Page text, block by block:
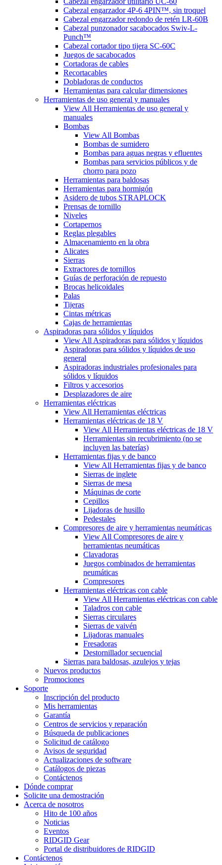
Cabezal engarzador 4P-6 4PIN™, sin troquel
Cabezal engarzador redondo de retén LR-60B
Cabezal punzonador sacabocados Swiv-L-
Punch™
Cabezal cortador tipo tijera SC-60C
Juegos de sacabocados
Cortadoras de cables
Recortacables
Dobladoras de conductos
Herramientas para calcular dimensiones
Herramientas de uso general y manuales
View All Herramientas de uso general y
manuales
Bombas
View All Bombas
Bombas de sumidero
Bombas para aguas negras y efluentes
Bombas para servicios públicos y de
chorro para pozo
Herramientas para baldosas
Herramientas para hormigón
Asidero de tubos STRAPLOCK
Prensas de tornillo
Niveles
Cortapernos
Reglas plegables
Almacenamiento en la obra
Alicates
Sierras
Extractores de tornillos
Guías de perforación de repuesto
Brocas helicoidales
Palas
Tijeras
Cintas métricas
Cajas de herramientas
Aspiradoras para sólidos y líquidos
View All Aspiradoras para sólidos y líquidos
Aspiradoras para sólidos y líquidos de uso
general
Aspiradoras industriales profesionales para
sólidos y líquidos
Filtros y accesorios
Desplazadores de aire
Herramientas eléctricas
View All Herramientas eléctricas
Herramientas eléctricas de 18 V
View All Herramientas eléctricas de 18 V
Herramientas sin recubrimiento (no se
incluyen las baterías)
Herramientas fijas y de banco
View All Herramientas fijas y de banco
Sierras de inglete
Sierras de mesa
Máquinas de corte
Cepillos
Lijadoras de husillo
Pedestales
Compresores de aire y herramientas neumáticas
View All Compresores de aire y
herramientas neumáticas
Clavadoras
Juegos combinados de herramientas
neumáticas
Compresores
Herramientas eléctricas con cable
View All Herramientas eléctricas con cable
Taladros con cable
Sierras circulares
Sierras de vaivén
Lijadoras manuales
Fresadoras
Destornillador secuencial
Sierras para baldosas, azulejos y tejas
Nuevos productos
Promociones
Soporte
Inscripción del producto
Mis herramientas
Garantía
Centros de servicios y reparación
Búsqueda de publicaciones
Solicitud de catálogo
Avisos de seguridad
Actualizaciones de software
Catálogos de piezas
Contáctenos
Dónde comprar
Solicite una demostración
Acerca de nosotros
Hito de 100 años
Noticias
Eventos
RIDGID Gear
Portal de distribuidores de RIDGID
Contáctenos